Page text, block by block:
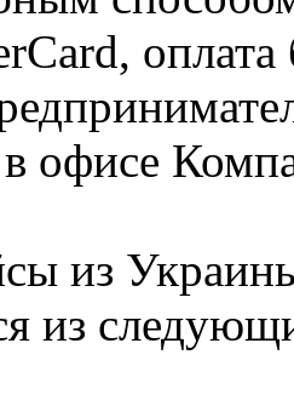
офисе
из
из